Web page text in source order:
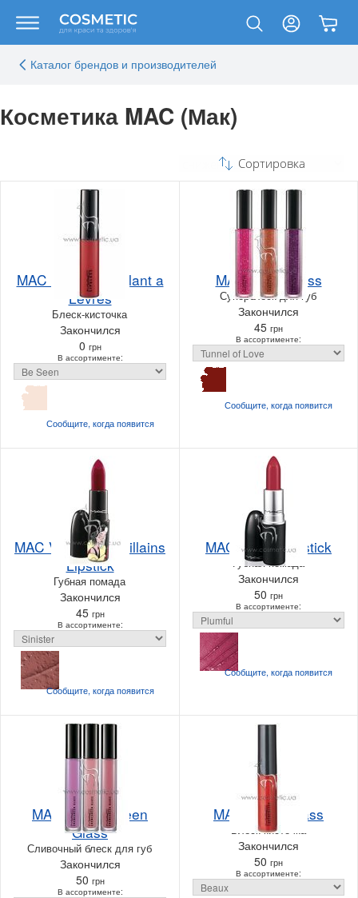
Каталог брендов и производителей
Косметика MAC (Мак)
Сортировка
MAC Lipglass Brillant a
Levres
Блеск-кисточка
Закончился
0 грн
В ассортименте:
Сообщите, когдапоявится
MAC Superglass
Суперблеск для губ
Закончился
45 грн
В ассортименте:
Сообщите, когдапоявится
MAC Venomous Villains
Lipstick
Губная помада
Закончился
45 грн
В ассортименте:
Сообщите, когдапоявится
MAC Lustre Lipstick
Губная помада
Закончился
50 грн
В ассортименте:
Сообщите, когдапоявится
MAC Cremesheen
Glass
Сливочный блеск для губ
Закончился
50 грн
В ассортименте:
MAC LustreGlass
Блеск-кисточка
Закончился
50 грн
В ассортименте: